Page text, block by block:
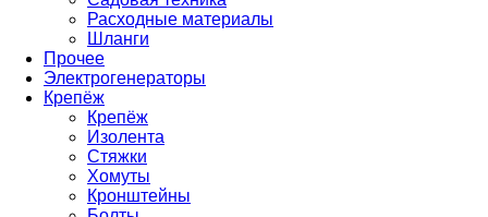
Расходные материалы
Шланги
Прочее
Электрогенераторы
Крепёж
Крепёж
Изолента
Стяжки
Хомуты
Кронштейны